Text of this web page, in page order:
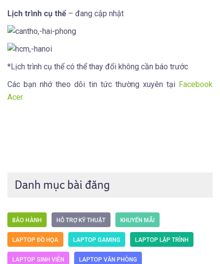
Lịch trình cụ thể – đang cập nhật
*Lịch trình cụ thể có thể thay đổi không cần báo trước
Các bạn nhớ theo dõi tin tức thường xuyên tại Facebook
Acer
Danh mục bài đăng
BẢO HÀNH HỖ TRỢ KỸ THUẬT KHUYẾN MÃI
LAPTOP ĐỒ HỌA LAPTOP GAMING LAPTOP LẬP TRÌNH
LAPTOP SINH VIÊN LAPTOP VĂN PHÒNG